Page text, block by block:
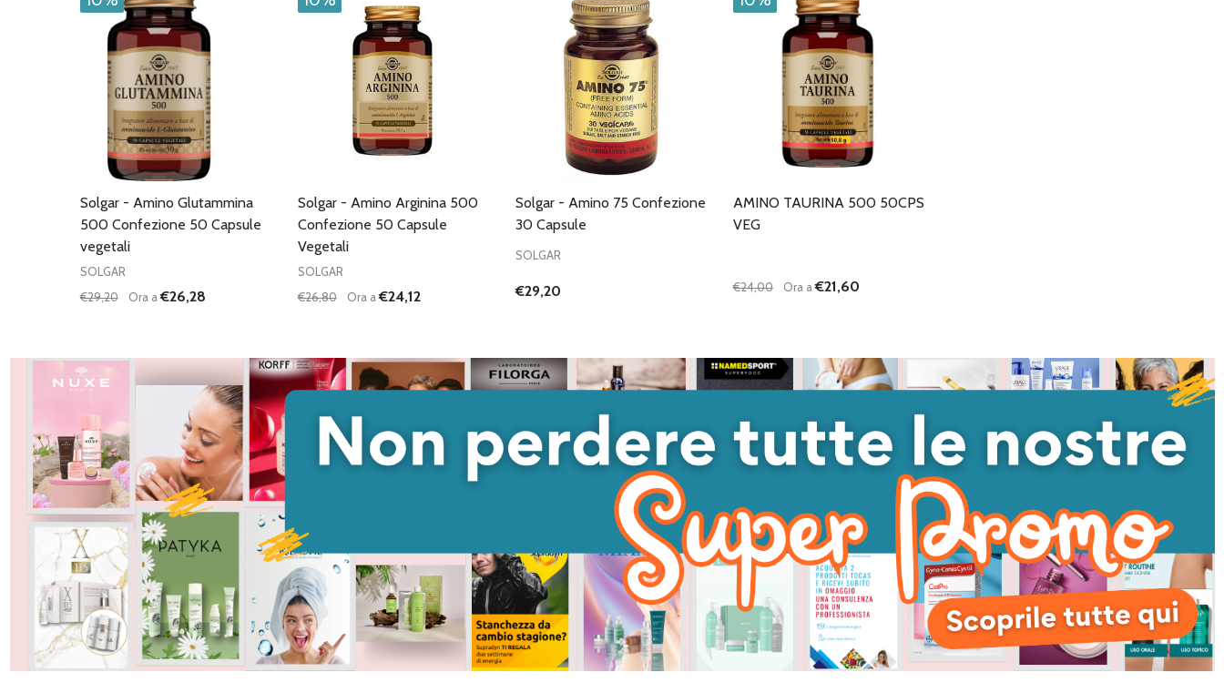
Solgar - Amino Glutammina
500 Confezione 50 Capsule
vegetali
SOLGAR
€29,20
Ora a€26,28
Solgar - Amino Arginina 500
Confezione 50 Capsule
Vegetali
SOLGAR
€26,80
Ora a€24,12
Solgar - Amino 75 Confezione
30 Capsule
SOLGAR
€29,20
AMINO TAURINA 500 50CPS
VEG
€24,00 Ora a€21,60